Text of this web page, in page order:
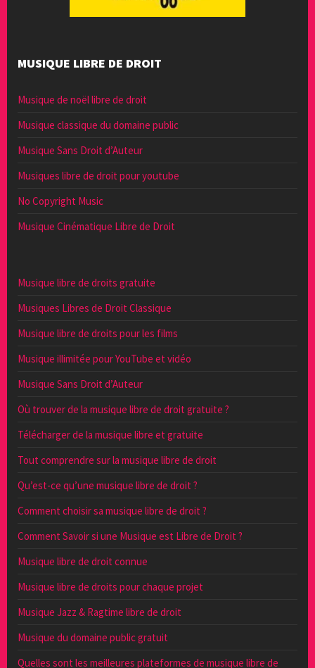
MUSIQUE LIBRE DE DROIT
Musique de noël libre de droit
Musique classique du domaine public
Musique Sans Droit d’Auteur
Musiques libre de droit pour youtube
No Copyright Music
Musique Cinématique Libre de Droit
Musique libre de droits gratuite
Musiques Libres de Droit Classique
Musique libre de droits pour les films
Musique illimitée pour YouTube et vidéo
Musique Sans Droit d’Auteur
Où trouver de la musique libre de droit gratuite ?
Télécharger de la musique libre et gratuite
Tout comprendre sur la musique libre de droit
Qu’est-ce qu’une musique libre de droit ?
Comment choisir sa musique libre de droit ?
Comment Savoir si une Musique est Libre de Droit ?
Musique libre de droit connue
Musique libre de droits pour chaque projet
Musique Jazz & Ragtime libre de droit
Musique du domaine public gratuit
Quelles sont les meilleures plateformes de musique libre de